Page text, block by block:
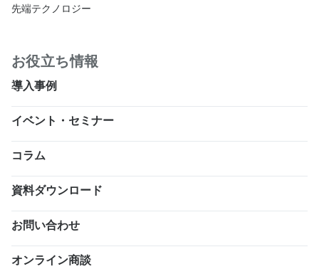
先端テクノロジー
お役立ち情報
導入事例
イベント・セミナー
コラム
資料ダウンロード
お問い合わせ
オンライン商談